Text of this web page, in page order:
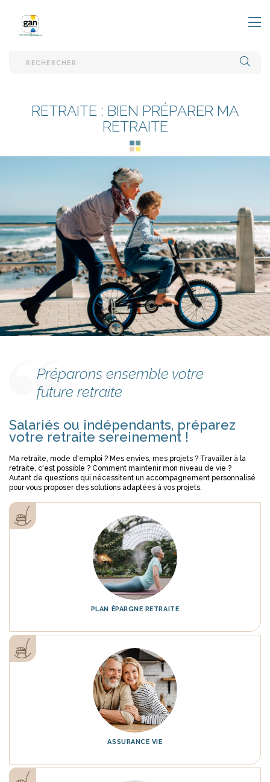
RETRAITE : BIEN PRÉPARER MA
RETRAITE
Préparons ensemble votre
future retraite
Salariés ou indépendants, préparez
votre retraite sereinement !
Ma retraite, mode d'emploi ? Mes envies, mes projets ? Travailler à la
retraite, c'est possible ? Comment maintenir mon niveau de vie ?
Autant de questions qui nécessitent un accompagnement personnalisé
pour vous proposer des solutions adaptées à vos projets.
PLAN ÉPARGNE RETRAITE
ASSURANCE VIE